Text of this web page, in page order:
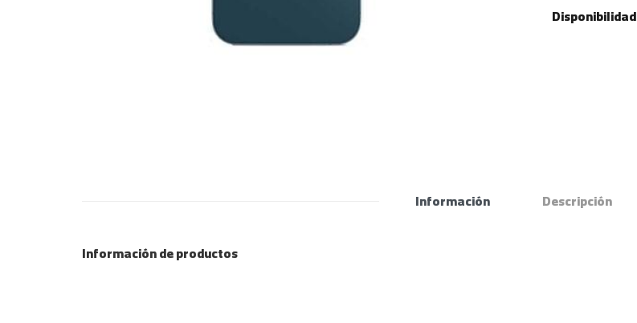
Disponibilidad
Información Descripción
Información de productos